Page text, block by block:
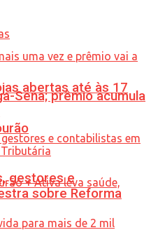
abertas até às 17
Sena; prêmio acumula
gestores e
sobre Reforma